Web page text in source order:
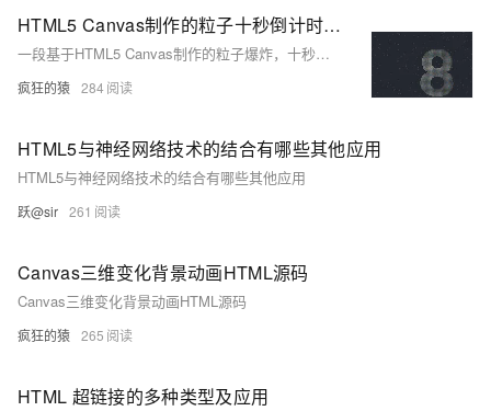
HTML5 Canvas制作的粒子十秒倒计时源码
一段基于HTML5 Canvas制作的粒子爆炸，十秒数字倒计时，全屏倒计时动画效果，给人一种非常大气的视觉感
疯狂的猿 284
HTML5与神经网络技术的结合有哪些其他应用
HTML5与神经网络技术的结合有哪些其他应用
跃@sir 261
Canvas三维变化背景动画HTML源码
Canvas三维变化背景动画HTML源码
疯狂的猿 265
HTML 超链接的多种类型及应用